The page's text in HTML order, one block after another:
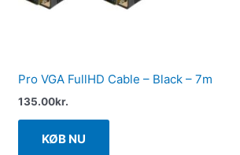
Pro VGA FullHD Cable – Black – 7m
135.00kr.
KØB NU